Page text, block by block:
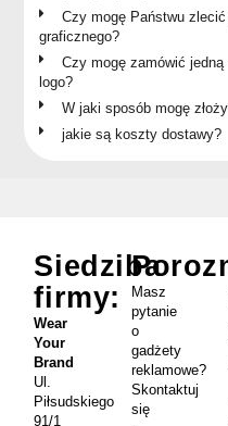
Czy mogę Państwu
graficznego?
Czy mogę zamówić
logo?
W jaki sposób mogę
jakie są koszty dostawy?
Masz
pytanie
o
gadżety
reklamowe?
Skontaktuj
się
Siedziba
firmy:
Wear
Your
Brand
Ul.
Piłsudskiego
91/1